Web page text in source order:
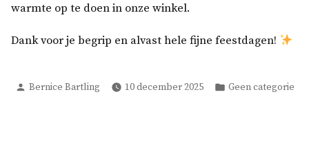
warmte op te doen in onze winkel.
Dank voor je begrip en alvast hele fijne feestdagen!
Geplaatst
Bernice Bartling 10 december 2025
Geplaatst
Geen categorie